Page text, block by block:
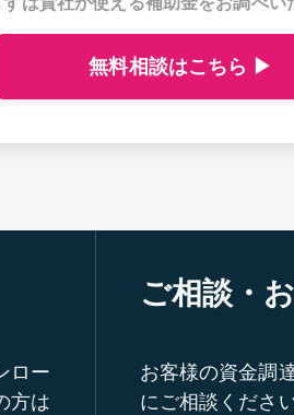
無料相談はこちら ▶
ロー
方は
ご相談・
お客様の資金調
にご相談ください